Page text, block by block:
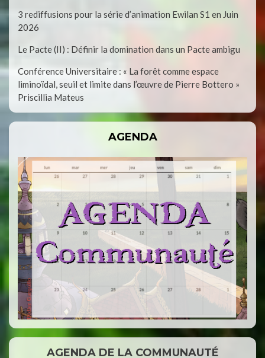
3 rediffusions pour la série d’animation Ewilan S1 en Juin
2026
Le Pacte (II) : Définir la domination dans un Pacte ambigu
Conférence Universitaire : « La forêt comme espace
liminoïdal, seuil et limite dans l’œuvre de Pierre Bottero »
Priscillia Mateus
AGENDA
AGENDA DE LA COMMUNAUTÉ